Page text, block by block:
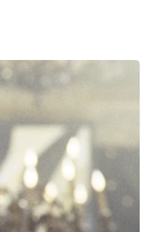
untuk
Institut
di atas